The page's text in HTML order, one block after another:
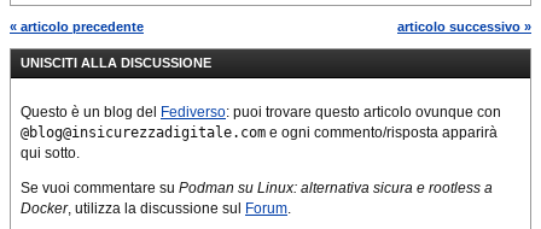
« articolo precedente articolo successivo »
UNISCITI ALLA DISCUSSIONE
Questo è un blog del Fediverso: puoi trovare questo articolo ovunque con
@blog@insicurezzadigitale.com e ogni commento/risposta apparirà
qui sotto.
Se vuoi commentare su Podman su Linux: alternativa sicura e rootless a
Docker, utilizza la discussione sul Forum.